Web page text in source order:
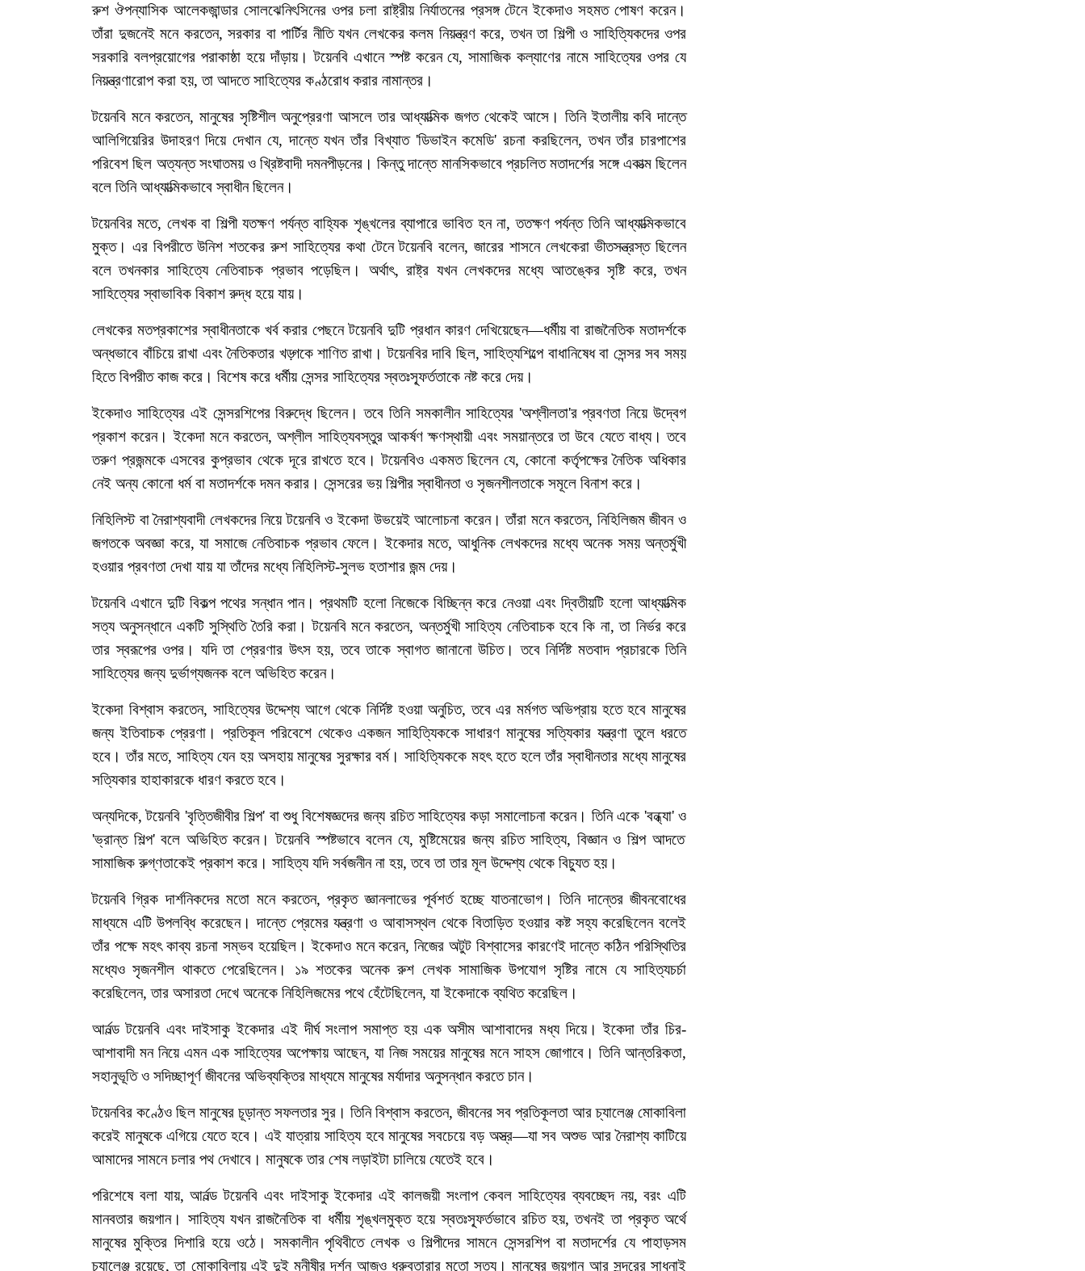
রুশ ঔপন্যাসিক আলেকজান্ডার সোলঝেনিৎসিনের ওপর চলা রাষ্ট্রীয় নির্যাতনের প্রসঙ্গ টেনে ইকেদাও সহমত পোষণ করেন।
তাঁরা দুজনেই মনে করতেন, সরকার বা পার্টির নীতি যখন লেখকের কলম নিয়ন্ত্রণ করে,তখন তা শিল্পী ও সাহিত্যিকদের ওপর
সরকারি বলপ্রয়োগের পরাকাষ্ঠা হয়ে দাঁড়ায়। টয়েনবি এখানে স্পষ্ট করেন যে,সামাজিক কল্যাণের নামে সাহিত্যের ওপর যে
নিয়ন্ত্রণারোপ করা হয়,তা আদতে সাহিত্যের কণ্ঠরোধ করার নামান্তর।
টয়েনবি মনে করতেন,মানুষের সৃষ্টিশীল অনুপ্রেরণা আসলে তার আধ্যাত্মিক জগত থেকেই আসে। তিনি ইতালীয় কবি দান্তে
আলিগিয়েরির উদাহরণ দিয়ে দেখান যে,দান্তে যখন তাঁর বিখ্যাত'ডিভাইন কমেডি'রচনা করছিলেন,তখন তাঁর চারপাশের
পরিবেশ ছিল অত্যন্ত সংঘাতময় ও খ্রিষ্টবাদী দমনপীড়নের। কিন্তু দান্তে মানসিকভাবে প্রচলিত মতাদর্শের সঙ্গে একাত্ম ছিলেন
বলে তিনি আধ্যাত্মিকভাবে স্বাধীন ছিলেন।
টয়েনবির মতে, লেখক বা শিল্পী যতক্ষণ পর্যন্ত বাহ্যিক শৃঙ্খলের ব্যাপারে ভাবিত হন না,ততক্ষণ পর্যন্ত তিনি আধ্যাত্মিকভাবে
মুক্ত। এর বিপরীতে উনিশ শতকের রুশ সাহিত্যের কথা টেনে টয়েনবি বলেন, জারের শাসনে লেখকেরা ভীতসন্ত্রস্ত ছিলেন
বলে তখনকার সাহিত্যে নেতিবাচক প্রভাব পড়েছিল। অর্থাৎ,রাষ্ট্র যখন লেখকদের মধ্যে আতঙ্কের সৃষ্টি করে,তখন
সাহিত্যের স্বাভাবিক বিকাশ রুদ্ধ হয়ে যায়।
লেখকের মতপ্রকাশের স্বাধীনতাকে খর্ব করার পেছনে টয়েনবি দুটি প্রধান কারণ দেখিয়েছেন—ধর্মীয় বা রাজনৈতিক মতাদর্শকে
অন্ধভাবে বাঁচিয়ে রাখা এবং নৈতিকতার খড়্গকে শাণিত রাখা। টয়েনবির দাবি ছিল,সাহিত্যশিল্পে বাধানিষেধ বা সেন্সর সব সময়
হিতে বিপরীত কাজ করে। বিশেষ করে ধর্মীয় সেন্সর সাহিত্যের স্বতঃস্ফূর্ততাকে নষ্ট করে দেয়।
ইকেদাও সাহিত্যের এই সেন্সরশিপের বিরুদ্ধে ছিলেন। তবে তিনি সমকালীন সাহিত্যের'অশ্লীলতা'র প্রবণতা নিয়ে উদ্বেগ
প্রকাশ করেন। ইকেদা মনে করতেন,অশ্লীল সাহিত্যবস্তুর আকর্ষণ ক্ষণস্থায়ী এবং সময়ান্তরে তা উবে যেতে বাধ্য। তবে
তরুণ প্রজন্মকে এসবের কুপ্রভাব থেকে দূরে রাখতে হবে। টয়েনবিও একমত ছিলেন যে, কোনো কর্তৃপক্ষের নৈতিক অধিকার
নেই অন্য কোনো ধর্ম বা মতাদর্শকে দমন করার। সেন্সরের ভয় শিল্পীর স্বাধীনতা ও সৃজনশীলতাকে সমূলে বিনাশ করে।
নিহিলিস্ট বা নৈরাশ্যবাদী লেখকদের নিয়ে টয়েনবি ও ইকেদা উভয়েই আলোচনা করেন। তাঁরা মনে করতেন, নিহিলিজম জীবন ও
জগতকে অবজ্ঞা করে,যা সমাজে নেতিবাচক প্রভাব ফেলে। ইকেদার মতে, আধুনিক লেখকদের মধ্যে অনেক সময় অন্তর্মুখী
হওয়ার প্রবণতা দেখা যায় যা তাঁদের মধ্যে নিহিলিস্ট-সুলভ হতাশার জন্ম দেয়।
টয়েনবি এখানে দুটি বিকল্প পথের সন্ধান পান। প্রথমটি হলো নিজেকে বিচ্ছিন্ন করে নেওয়া এবং দ্বিতীয়টি হলো আধ্যাত্মিক
সত্য অনুসন্ধানে একটি সুস্থিতি তৈরি করা। টয়েনবি মনে করতেন, অন্তর্মুখী সাহিত্য নেতিবাচক হবে কি না,তা নির্ভর করে
তার স্বরূপের ওপর। যদি তা প্রেরণার উৎস হয়,তবে তাকে স্বাগত জানানো উচিত। তবে নির্দিষ্ট মতবাদ প্রচারকে তিনি
সাহিত্যের জন্য দুর্ভাগ্যজনক বলে অভিহিত করেন।
ইকেদা বিশ্বাস করতেন, সাহিত্যের উদ্দেশ্য আগে থেকে নির্দিষ্ট হওয়া অনুচিত,তবে এর মর্মগত অভিপ্রায় হতে হবে মানুষের
জন্য ইতিবাচক প্রেরণা। প্রতিকূল পরিবেশে থেকেও একজন সাহিত্যিককে সাধারণ মানুষের সত্যিকার যন্ত্রণা তুলে ধরতে
হবে। তাঁর মতে, সাহিত্য যেন হয় অসহায় মানুষের সুরক্ষার বর্ম। সাহিত্যিককে মহৎ হতে হলে তাঁর স্বাধীনতার মধ্যে মানুষের
সত্যিকার হাহাকারকে ধারণ করতে হবে।
অন্যদিকে,টয়েনবি 'বৃত্তিজীবীর শিল্প' বা শুধু বিশেষজ্ঞদের জন্য রচিত সাহিত্যের কড়া সমালোচনা করেন। তিনি একে 'বন্ধ্যা' ও
'ভ্রান্ত শিল্প'বলে অভিহিত করেন। টয়েনবি স্পষ্টভাবে বলেন যে,মুষ্টিমেয়ের জন্য রচিত সাহিত্য, বিজ্ঞান ও শিল্প আদতে
সামাজিক রুগ্ণতাকেই প্রকাশ করে। সাহিত্য যদি সর্বজনীন না হয়,তবে তা তার মূল উদ্দেশ্য থেকে বিচ্যুত হয়।
টয়েনবি গ্রিক দার্শনিকদের মতো মনে করতেন,প্রকৃত জ্ঞানলাভের পূর্বশর্ত হচ্ছে যাতনাভোগ। তিনি দান্তের জীবনবোধের
মাধ্যমে এটি উপলব্ধি করেছেন। দান্তে প্রেমের যন্ত্রণা ও আবাসস্থল থেকে বিতাড়িত হওয়ার কষ্ট সহ্য করেছিলেন বলেই
তাঁর পক্ষে মহৎ কাব্য রচনা সম্ভব হয়েছিল। ইকেদাও মনে করেন,নিজের অটুট বিশ্বাসের কারণেই দান্তে কঠিন পরিস্থিতির
মধ্যেও সৃজনশীল থাকতে পেরেছিলেন। ১৯ শতকের অনেক রুশ লেখক সামাজিক উপযোগ সৃষ্টির নামে যে সাহিত্যচর্চা
করেছিলেন,তার অসারতা দেখে অনেকে নিহিলিজমের পথে হেঁটেছিলেন, যা ইকেদাকে ব্যথিত করেছিল।
আর্নল্ড টয়েনবি এবং দাইসাকু ইকেদার এই দীর্ঘ সংলাপ সমাপ্ত হয় এক অসীম আশাবাদের মধ্য দিয়ে। ইকেদা তাঁর চির-
আশাবাদী মন নিয়ে এমন এক সাহিত্যের অপেক্ষায় আছেন, যা নিজ সময়ের মানুষের মনে সাহস জোগাবে। তিনি আন্তরিকতা,
সহানুভূতি ও সদিচ্ছাপূর্ণ জীবনের অভিব্যক্তির মাধ্যমে মানুষের মর্যাদার অনুসন্ধান করতে চান।
টয়েনবির কণ্ঠেও ছিল মানুষের চূড়ান্ত সফলতার সুর। তিনি বিশ্বাস করতেন, জীবনের সব প্রতিকূলতা আর চ্যালেঞ্জ মোকাবিলা
করেই মানুষকে এগিয়ে যেতে হবে। এই যাত্রায় সাহিত্য হবে মানুষের সবচেয়ে বড় অস্ত্র—যা সব অশুভ আর নৈরাশ্য কাটিয়ে
আমাদের সামনে চলার পথ দেখাবে। মানুষকে তার শেষ লড়াইটা চালিয়ে যেতেই হবে।
পরিশেষে বলা যায়,আর্নল্ড টয়েনবি এবং দাইসাকু ইকেদার এই কালজয়ী সংলাপ কেবল সাহিত্যের ব্যবচ্ছেদ নয়,বরং এটি
মানবতার জয়গান। সাহিত্য যখন রাজনৈতিক বা ধর্মীয় শৃঙ্খলমুক্ত হয়ে স্বতঃস্ফূর্তভাবে রচিত হয়,তখনই তা প্রকৃত অর্থে
মানুষের মুক্তির দিশারি হয়ে ওঠে। সমকালীন পৃথিবীতে লেখক ও শিল্পীদের সামনে সেন্সরশিপ বা মতাদর্শের যে পাহাড়সম
চ্যালেঞ্জ রয়েছে,তা মোকাবিলায় এই দুই মনীষীর দর্শন আজও ধ্রুবতারার মতো সত্য। মানুষের জয়গান আর সুন্দরের সাধনাই